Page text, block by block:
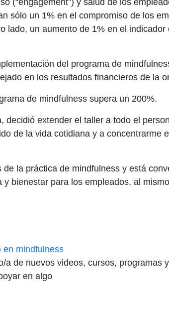
sólo un 1% en el compromiso de los
lado, un aumento de 1% en el
del programa de
en los resultados financieros de la
de mindfulness supera un 200%.
extender el taller a todo el
de la vida cotidiana y a concentrarme
la práctica de mindfulness y está
bienestar para los empleados, al
en mindfulness
a de nuevos videos, cursos, programas
en algo